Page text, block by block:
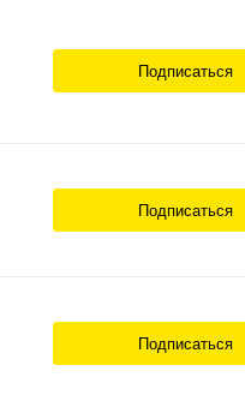
Подписаться
Подписаться
Подписаться